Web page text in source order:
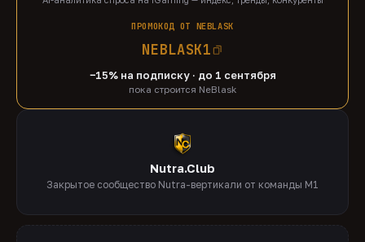
ПРОМОКОД ОТ NEBLASK
NEBLASK1
−15% на подписку · до 1 сентября
пока строится NeBlask
Nutra.Club
Закрытое сообщество Nutra-вертикали от команды M1